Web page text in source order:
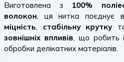
Виготовлена з 100%
волокон, ця нитка поєднує
міцність, стабільну крутку
зовнішніх впливів, що робить
обробки делікатних матеріалів.